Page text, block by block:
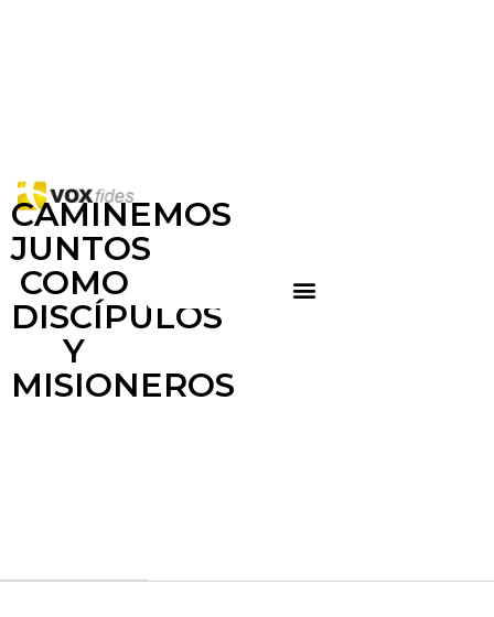
CAMINEMOS
JUNTOS
COMO
DISCÍPULOS
Y
MISIONEROS